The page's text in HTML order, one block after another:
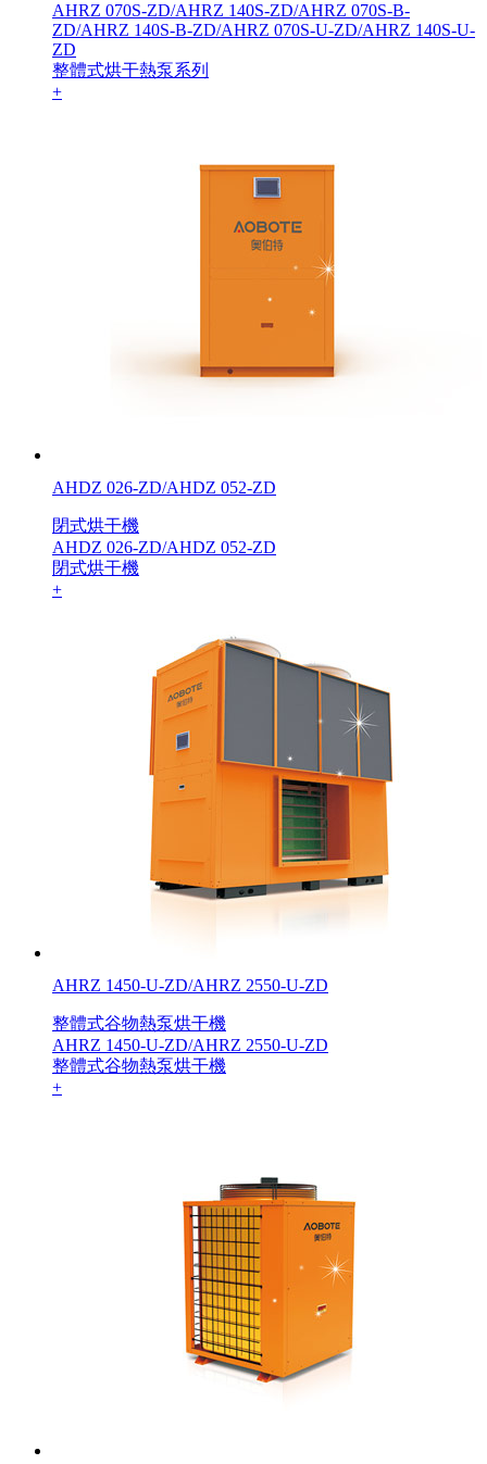
AHRZ 070S-ZD/AHRZ 140S-ZD/AHRZ 070S-B-
ZD/AHRZ 140S-B-ZD/AHRZ 070S-U-ZD/AHRZ 140S-U-
ZD
整體式烘干熱泵系列
+
AHDZ 026-ZD/AHDZ 052-ZD
閉式烘干機
AHDZ 026-ZD/AHDZ 052-ZD
閉式烘干機
+
AHRZ 1450-U-ZD/AHRZ 2550-U-ZD
整體式谷物熱泵烘干機
AHRZ 1450-U-ZD/AHRZ 2550-U-ZD
整體式谷物熱泵烘干機
+